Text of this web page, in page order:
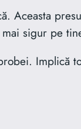
Aceasta
sigur pe
Implică